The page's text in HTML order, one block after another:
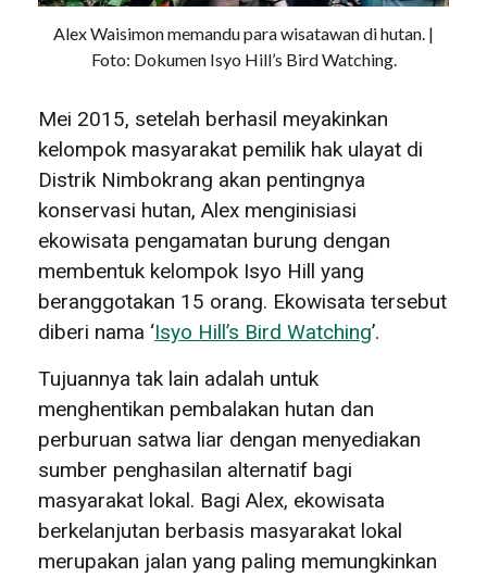
Alex Waisimon memandu para wisatawan di hutan. |
Foto: Dokumen Isyo Hill’s Bird Watching.
Mei 2015, setelah berhasil meyakinkan
kelompok masyarakat pemilik hak ulayat di
Distrik Nimbokrang akan pentingnya
konservasi hutan, Alex menginisiasi
ekowisata pengamatan burung dengan
membentuk kelompok Isyo Hill yang
beranggotakan 15 orang. Ekowisata tersebut
diberi nama ‘Isyo Hill’s Bird Watching’.
Tujuannya tak lain adalah untuk
menghentikan pembalakan hutan dan
perburuan satwa liar dengan menyediakan
sumber penghasilan alternatif bagi
masyarakat lokal. Bagi Alex, ekowisata
berkelanjutan berbasis masyarakat lokal
merupakan jalan yang paling memungkinkan